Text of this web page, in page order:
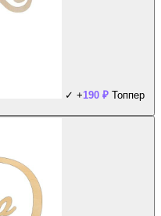
✓ +190 ₽ Топпер